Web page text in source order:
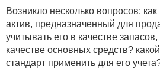
Возникло несколько вопросов:
актив, предназначенный для
учитывать его в качестве
качестве основных средств?
стандарт применить для его